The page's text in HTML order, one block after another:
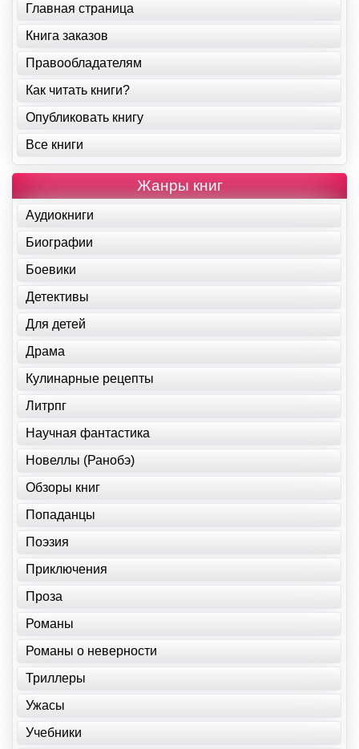
Главная страница
Книга заказов
Правообладателям
Как читать книги?
Опубликовать книгу
Все книги
Жанры книг
Аудиокниги
Биографии
Боевики
Детективы
Для детей
Драма
Кулинарные рецепты
Литрпг
Научная фантастика
Новеллы (Ранобэ)
Обзоры книг
Попаданцы
Поэзия
Приключения
Проза
Романы
Романы о неверности
Триллеры
Ужасы
Учебники